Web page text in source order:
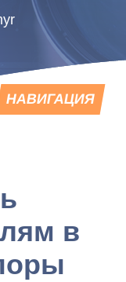
TOGGLE
NAVIGATION
НАВИГАЦИЯ
в